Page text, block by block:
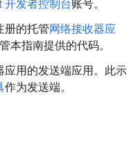
开发者控制台账号。
册的托管网络接收器应
本指南提供的代码。
应用的发送端应用。此示
作为发送端。